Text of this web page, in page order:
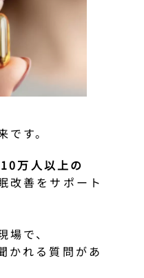
す。
万人以上の
改善をサポート
で、
かれる質問があ